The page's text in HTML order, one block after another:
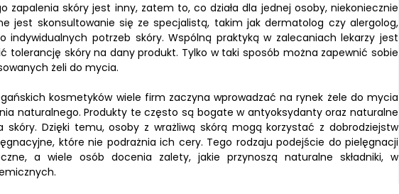
zapalenia skóry jest inny, zatem to, co działa dla jednej osoby, niekoniecznie
jest skonsultowanie się ze specjalistą, takim jak dermatolog czy alergolog,
potrzeb skóry. Wspólną praktyką w zalecaniach lekarzy jest
tolerancję skóry na dany produkt. Tylko w taki sposób można zapewnić sobie
żeli do mycia.
kosmetyków wiele firm zaczyna wprowadzać na rynek żele do mycia
naturalnego. Produkty te często są bogate w antyoksydanty oraz naturalne
skóry. Dzięki temu, osoby z wrażliwą skórą mogą korzystać z dobrodziejstw
które nie podrażnia ich cery. Tego rodzaju podejście do pielęgnacji
a wiele osób docenia zalety, jakie przynoszą naturalne składniki, w